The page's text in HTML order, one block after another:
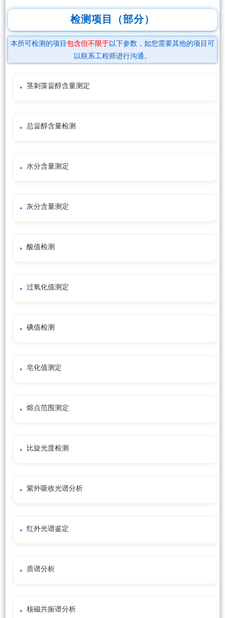
检测项目（部分）
本所可检测的项目 包含但不限于以下参数，如您需要其他的项目可
以联系工程师进行沟通。
茎刺藻甾醇含量测定
总甾醇含量检测
水分含量测定
灰分含量测定
酸值检测
过氧化值测定
碘值检测
皂化值测定
熔点范围测定
比旋光度检测
紫外吸收光谱分析
红外光谱鉴定
质谱分析
核磁共振谱分析